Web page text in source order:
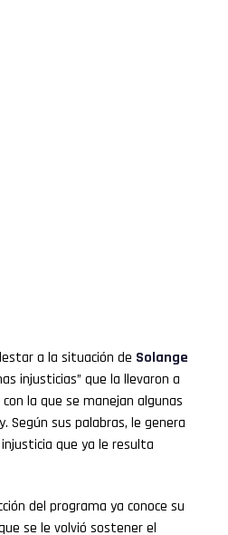
a la situación de Solange
injusticias” que la llevaron a
la que se manejan algunas
Según sus palabras, le genera
que ya le resulta
del programa ya conoce su
se le volvió sostener el